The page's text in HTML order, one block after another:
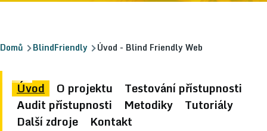
Drobečková
navigace
Domů BlindFriendly Úvod - Blind Friendly Web
BlindFriendly
Úvod O projektu
Testování přístupnosti
Audit přístupnosti
Metodiky
Tutoriály
Další zdroje
Kontakt